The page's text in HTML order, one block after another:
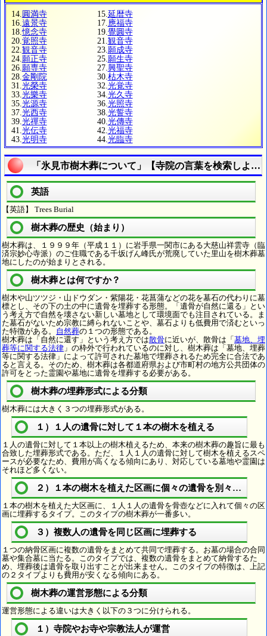
14. 圓満寺 15. 延暦寺
16. 遠景寺 17. 應福寺
18.憶念寺 19. 覺圓寺
20. 覚照寺 21. 観音寺
22. 観音寺 23. 願成寺
24. 願正寺 25. 願生寺
26. 願専寺 27. 興聖寺
28. 金剛院 30. 枯木寺
31. 光榮寺 32. 光覚寺
33. 光樂寺 34. 光久寺
35. 光源寺 36. 光照寺
37. 光西寺 38. 光誓寺
39. 光禪寺 40. 光傳寺
41. 光伝寺 42. 光福寺
43. 光明寺 44. 光臨寺
「氷見市樹木葬について」【寺院の言葉を検索しよう
英語
【英語】 Trees Burial
樹木葬の歴史（始まり）
樹木葬は、１９９９年（平成１１）に岩手県一関市にある大慈山祥雲寺（臨
済宗妙心寺派）のご住職である千坂げん峰氏が荒廃していた里山を樹木葬墓
地にしたのが始まりとされる。
樹木葬とは何ですか？
樹木や山ツツジ・山ドウダン・紫陽花・花菖蒲などの花を墓石の代わりに墓
標とし、その下の土の中に遺骨を埋葬する形態。「遺骨が自然に還る」とい
う考え方で自然を壊さない新しい墓地として環境面でも注目されている。ま
た墓石がないため宗教に縛られないことや、墓石よりも低費用で済むといっ
た特徴がある。 自然葬の１つの形態である。
樹木葬は「自然に還す」という考え方では散骨に近いが、散骨は「 墓地、埋
葬等に関する法律 」の枠外で行われているのに対し、樹木葬は「墓地、埋葬
等に関する法律」によって許可された墓地で埋葬されるため完全に合法であ
ると言える。そのため、樹木葬は各都道府県および市町村の地方公共団体の
許可をとった霊園や墓地に遺骨を埋葬する必要がある。
樹木葬の埋葬形式による分類
樹木葬には大きく３つの埋葬形式がある。
１）１人の遺骨に対して１本の樹木を植える
１人の遺骨に対して１本以上の樹木植えるため、本来の樹木葬の趣旨に最も
合致した埋葬形式である。ただ、１人１人の遺骨に対して樹木を植えるスペ
ースが必要なため、費用が高くなる傾向にあり、対応している墓地や霊園は
それほど多くない。
２）１本の樹木を植えた区画に個々の遺骨を別々に埋葬
１本の樹木を植えた大区画に、１人１人の遺骨を骨壺などに入れて個々の区
画に埋葬するタイプ。このタイプの樹木葬が一番多い。
３）複数人の遺骨を同じ区画に埋葬する
１つの納骨区画に複数の遺骨をまとめて共同で埋葬する。お墓の場合の合同
墓や集合墓に当たる。このタイプでは、複数の遺骨をまとめて納骨するた
め、埋葬後は遺骨を取り出すことが出来ません。このタイプの特徴は、上記
の２タイプよりも費用が安くなる傾向にある。
樹木葬の運営形態による分類
運営形態による違いは大きく以下の３つに分けられる。
１）寺院やお寺や宗教法人が運営